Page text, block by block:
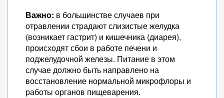
Важно: в большинстве случаев при
отравлении страдают слизистые желудка
(возникает гастрит) и кишечника (диарея),
происходят сбои в работе печени и
поджелудочной железы. Питание в этом
случае должно быть направлено на
восстановление нормальной микрофлоры и
работы органов пищеварения.